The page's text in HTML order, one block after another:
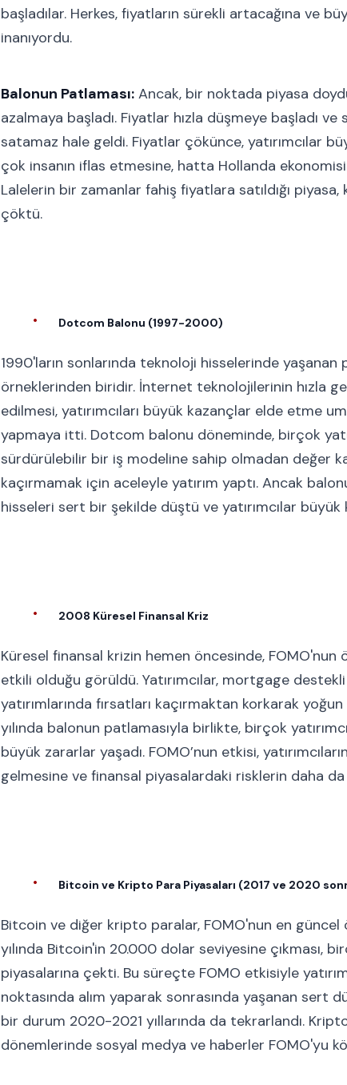
başladılar. Herkes, fiyatların sürekli artacağına ve
inanıyordu.
Balonun Patlaması: Ancak, bir noktada piyasa
azalmaya başladı. Fiyatlar hızla düşmeye başladı
satamaz hale geldi. Fiyatlar çökünce, yatırımcılar
çok insanın iflas etmesine, hatta Hollanda
Lalelerin bir zamanlar fahiş fiyatlara satıldığı
çöktü.
Dotcom Balonu (1997-2000)
1990'ların sonlarında teknoloji hisselerinde
örneklerinden biridir. İnternet teknolojilerinin hızla
edilmesi, yatırımcıları büyük kazançlar elde etme
yapmaya itti. Dotcom balonu döneminde, birçok
sürdürülebilir bir iş modeline sahip olmadan değer
kaçırmamak için aceleyle yatırım yaptı. Ancak
hisseleri sert bir şekilde düştü ve yatırımcılar büyük
2008 Küresel Finansal Kriz
Küresel finansal krizin hemen öncesinde, FOMO'nun
etkili olduğu görüldü. Yatırımcılar, mortgage
yatırımlarında fırsatları kaçırmaktan korkarak
yılında balonun patlamasıyla birlikte, birçok
büyük zararlar yaşadı. FOMO’nun etkisi,
gelmesine ve finansal piyasalardaki risklerin daha
Bitcoin ve Kripto Para Piyasaları (2017 ve 2020
Bitcoin ve diğer kripto paralar, FOMO'nun en güncel
yılında Bitcoin'in 20.000 dolar seviyesine çıkması,
piyasalarına çekti. Bu süreçte FOMO etkisiyle
noktasında alım yaparak sonrasında yaşanan sert
bir durum 2020-2021 yıllarında da tekrarlandı.
dönemlerinde sosyal medya ve haberler FOMO'yu